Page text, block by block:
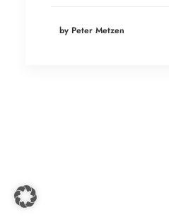
by Peter Metzen